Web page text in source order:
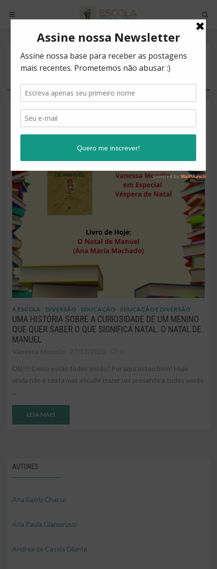
POSTS BY TAG
LIVRO DE NATAL
A ESCOLA DIVERSÃO EDUCAÇÃO EDUCAÇÃO E DIVERSÃO
UMA HISTÓRIA SOBRE A CURIOSIDADE DE UM MENINO
QUE QUER SABER O QUE SIGNIFICA NATAL. O NATAL DE
MANUEL
Olá!!! Como estão todos vocês? Por aqui estou bem! Hoje
ainda não é sexta mas escolhi trazer um presente a todos vocês
...
LEIA MAIS
AUTORES
Ana Batriz Chacur
Ana Paula Giamarusti
Andrea de Cassia Giunta